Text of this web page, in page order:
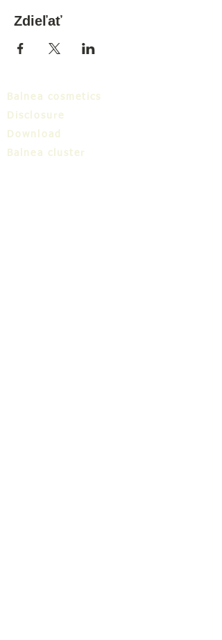
Zdieľať
Balnea cosmetics
Disclosure
Download
Balnea cluster